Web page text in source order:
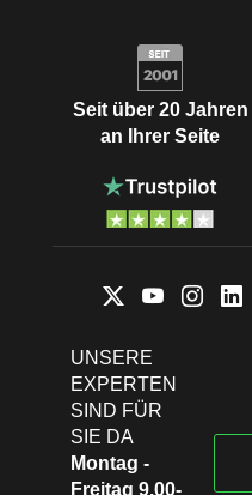
Seit über 20 Jahren
an Ihrer Seite
UNSERE
EXPERTEN
SIND FÜR
SIE DA
Montag -
Freitag 9.00-